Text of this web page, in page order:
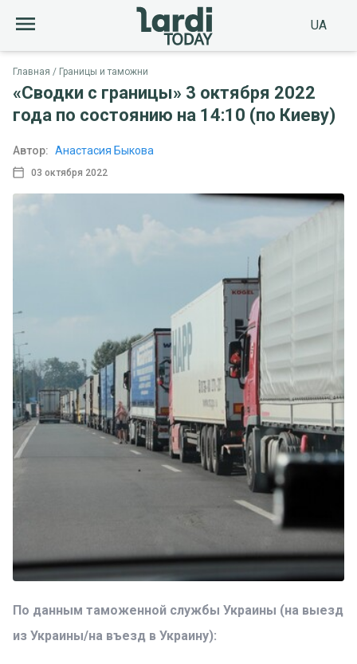
UA
Главная Границы и таможни
«Сводки с границы» 3 октября 2022
года по состоянию на 14:10 (по Киеву)
03 октября 2022
Автор: Анастасия Быкова
По данным таможенной службы Украины (на выезд
из Украины/на въезд в Украину):